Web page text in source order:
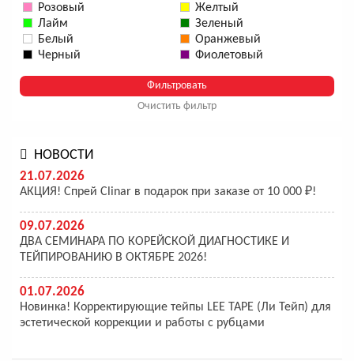
Розовый
Лайм
Белый
Черный
Желтый
Зеленый
Оранжевый
Фиолетовый
Очистить фильтр
НОВОСТИ
21.07.2026
АКЦИЯ! Спрей Clinar в подарок при заказе от 10 000 ₽!
09.07.2026
ДВА СЕМИНАРА ПО КОРЕЙСКОЙ ДИАГНОСТИКЕ И
ТЕЙПИРОВАНИЮ В ОКТЯБРЕ 2026!
01.07.2026
Новинка! Корректирующие тейпы LEE TAPE (Ли Тейп) для
эстетической коррекции и работы с рубцами